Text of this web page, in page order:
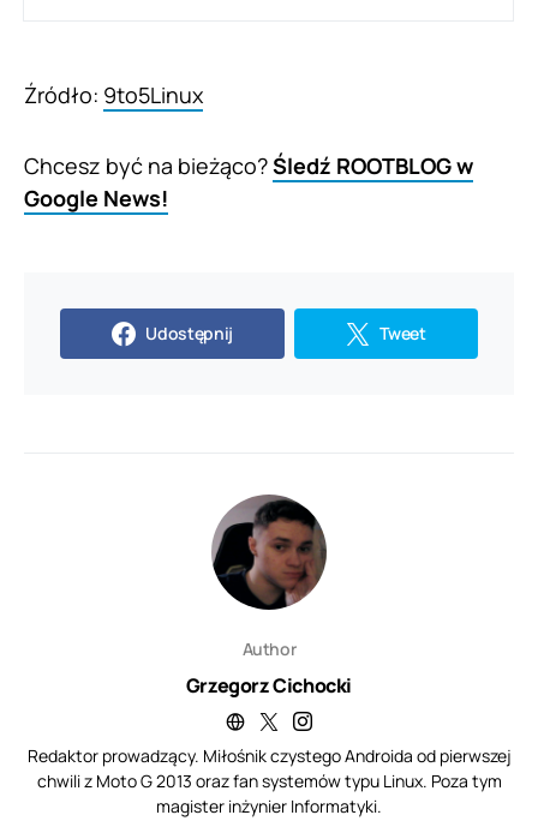
Źródło: 9to5Linux
Chcesz być na bieżąco?Śledź ROOTBLOG w
Google News!
Udostępnij Tweet
Author
Grzegorz Cichocki
Redaktor prowadzący. Miłośnik czystego Androida od pierwszej
chwili z Moto G 2013 oraz fan systemów typu Linux. Poza tym
magister inżynier Informatyki.